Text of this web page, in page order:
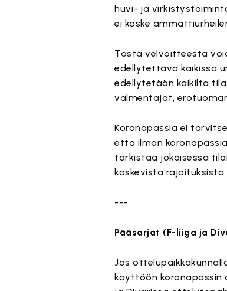
huvi- ja
ei koske
Tästä velvoitteesta
edellytettävä kaikissa
edellytetään kaikilta
valmentajat,
Koronapassia ei
että ilman
tarkistaa jokaisessa
koskevista
---
Pääsarjat (F-liiga ja
Jos
käyttöön koronapassin